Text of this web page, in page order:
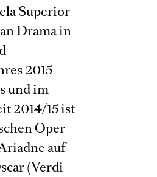
Superior
Drama in
2015
und im
2014/15 ist
Oper
auf
(Verdi